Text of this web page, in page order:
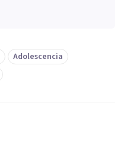
Adolescencia